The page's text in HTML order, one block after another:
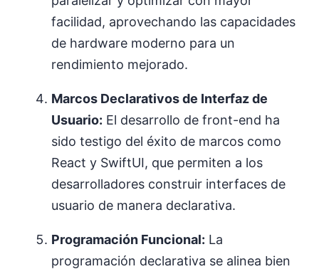
facilidad, aprovechando las capacidades
de hardware moderno para un
rendimiento mejorado.
Marcos Declarativos de Interfaz de
Usuario: El desarrollo de front-end ha
sido testigo del éxito de marcos como
React y SwiftUI, que permiten a los
desarrolladores construir interfaces de
usuario de manera declarativa.
Programación Funcional: La
programación declarativa se alinea bien